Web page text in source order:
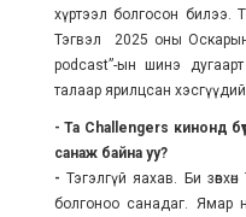
хүртээл болгосон билээ.
Тэгвэл 2025 оны
podcast”-ын шинэ
талаар ярилцсан
- Ta Challengers кинонд
санаж байна уу?
-Тэгэлгүй яахав. Би
болгоноо санадаг. Ямар